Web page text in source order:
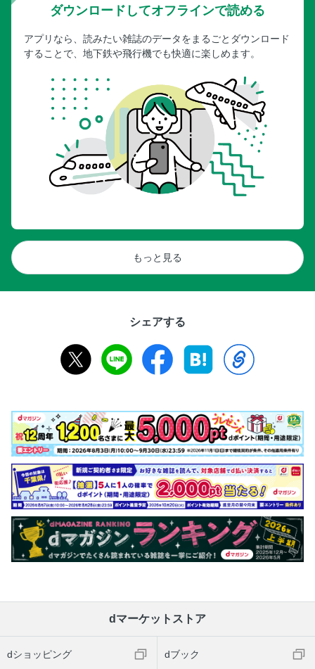
ダウンロードしてオフラインで読める
アプリなら、読みたい雑誌のデータをまるごとダウンロード
することで、地下鉄や飛行機でも快適に楽しめます。
もっと見る
シェアする
dマーケットストア
dショッピング dブック